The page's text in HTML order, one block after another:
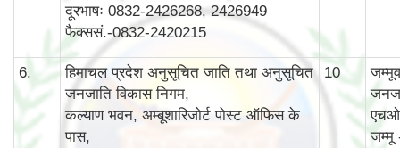
दूरभाषः 0832-2426268, 2426949
फैक्ससं.-0832-2420215
6.
हिमाचल प्रदेश अनुसूचित जाति तथा अनुसूचित
जनजाति विकास निगम,
कल्याण भवन, अम्बूशारिजोर्ट पोस्ट ऑफिस के
पास,
10
एचओ
जम्मू